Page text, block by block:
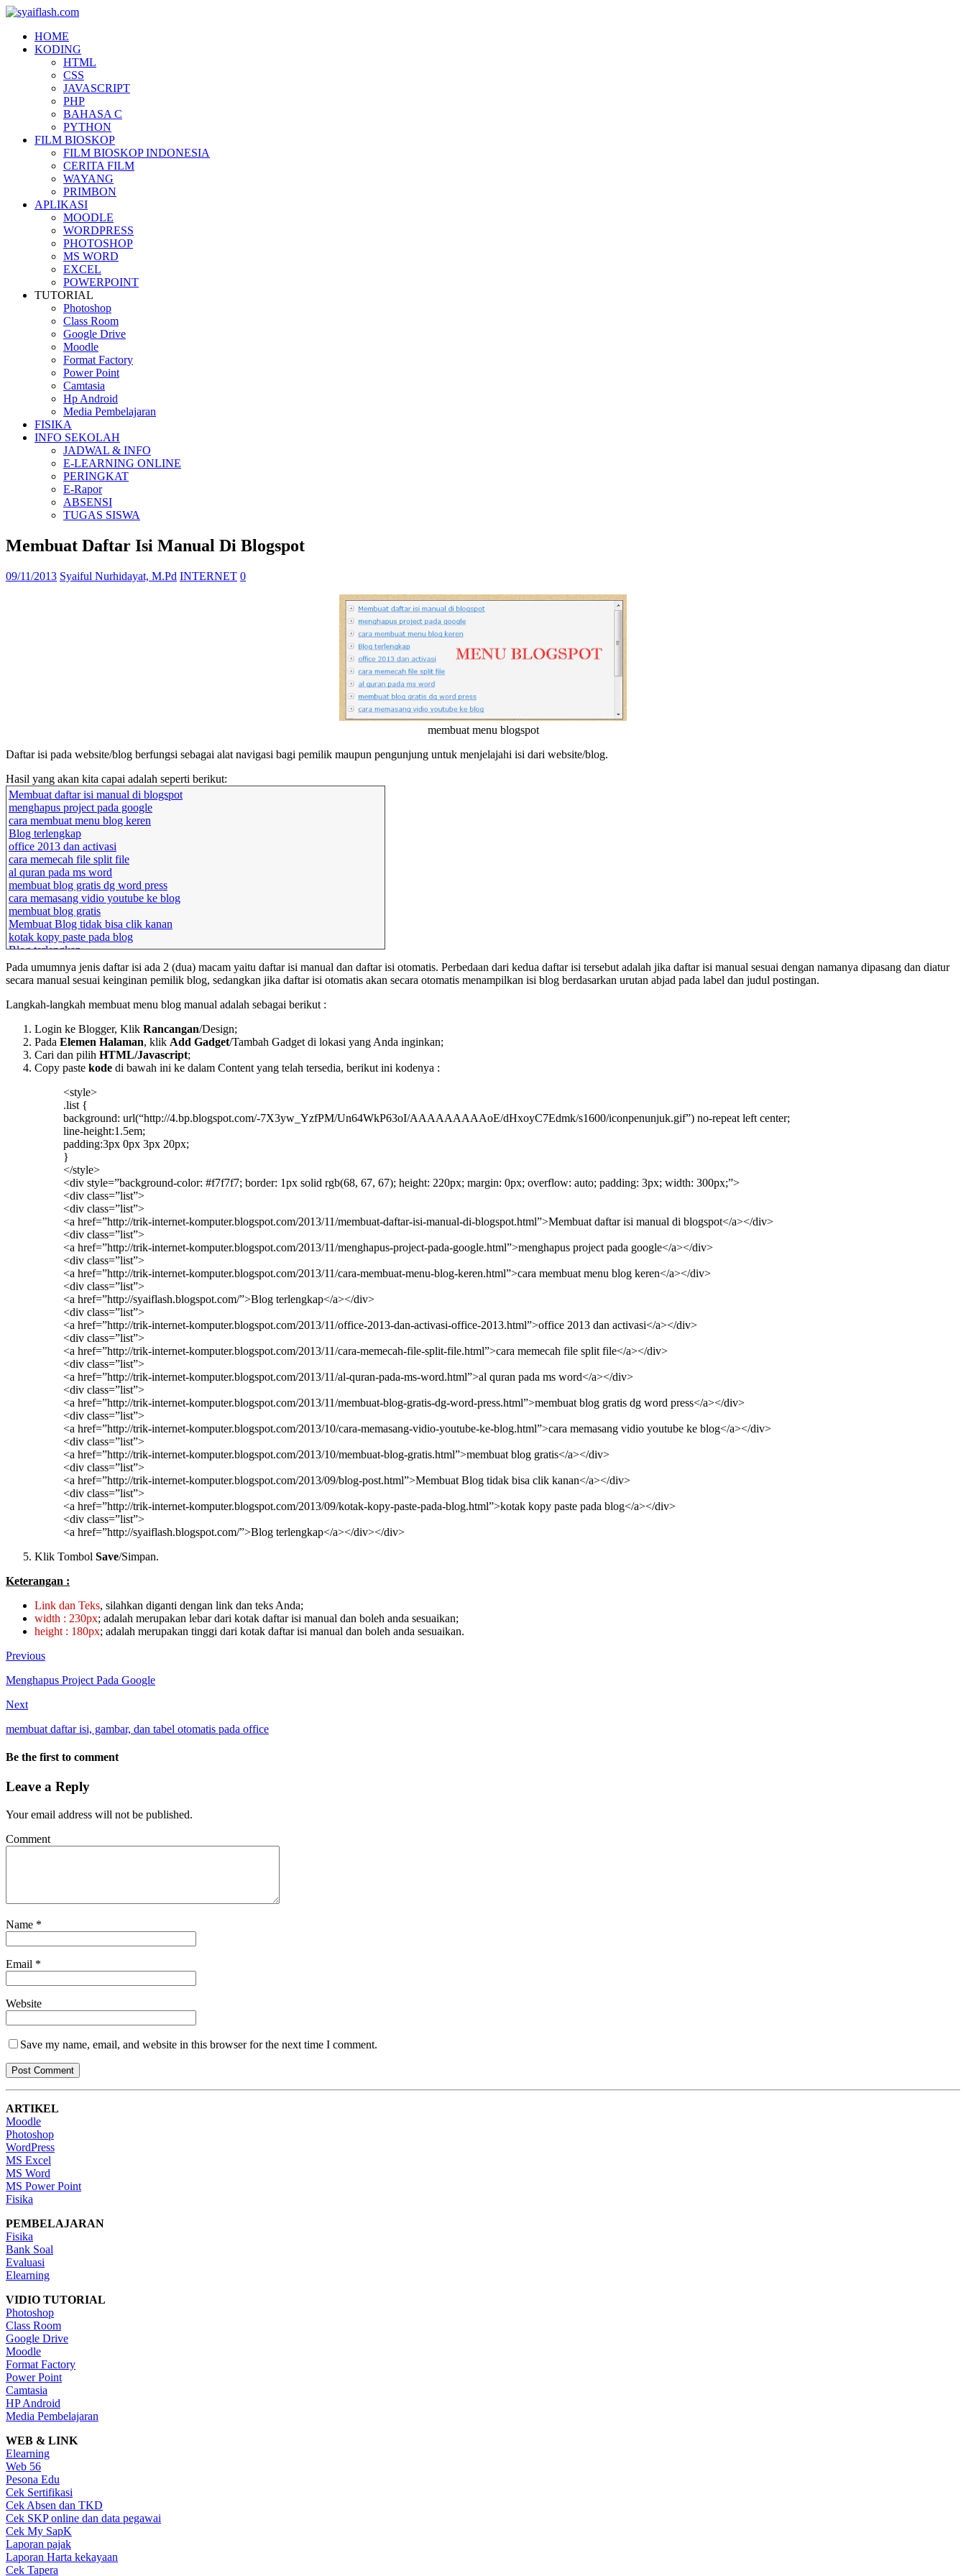
HOME
KODING
HTML
CSS
JAVASCRIPT
PHP
BAHASA C
PYTHON
FILM BIOSKOP
FILM BIOSKOP INDONESIA
CERITA FILM
WAYANG
PRIMBON
APLIKASI
MOODLE
WORDPRESS
PHOTOSHOP
MS WORD
EXCEL
POWERPOINT
TUTORIAL
Photoshop
Class Room
Google Drive
Moodle
Format Factory
Power Point
Camtasia
Hp Android
Media Pembelajaran
FISIKA
INFO SEKOLAH
JADWAL & INFO
E-LEARNING ONLINE
PERINGKAT
E-Rapor
ABSENSI
TUGAS SISWA
Membuat Daftar Isi Manual Di Blogspot
09/11/2013 Syaiful Nurhidayat, M.Pd INTERNET 0
membuat menu blogspot
Daftar isi pada website/blog berfungsi sebagai alat navigasi bagi pemilik maupun pengunjung untuk menjelajahi isi dari website/blog.
Hasil yang akan kita capai adalah seperti berikut:
Membuat daftar isi manual di blogspot
menghapus project pada google
cara membuat menu blog keren
Blog terlengkap
office 2013 dan activasi
cara memecah file split file
al quran pada ms word
membuat blog gratis dg word press
cara memasang vidio youtube ke blog
membuat blog gratis
Membuat Blog tidak bisa clik kanan
kotak kopy paste pada blog
Blog terlengkap
Pada umumnya jenis daftar isi ada 2 (dua) macam yaitu daftar isi manual dan daftar isi otomatis. Perbedaan dari kedua daftar isi tersebut adalah jika daftar isi manual sesuai dengan namanya dipasang dan diatur
secara manual sesuai keinginan pemilik blog, sedangkan jika daftar isi otomatis akan secara otomatis menampilkan isi blog berdasarkan urutan abjad pada label dan judul postingan.
Langkah-langkah membuat menu blog manual adalah sebagai berikut :
Login ke Blogger, Klik Rancangan/Design;
Pada Elemen Halaman, klik Add Gadget/Tambah Gadget di lokasi yang Anda inginkan;
Cari dan pilih HTML/Javascript;
Copy paste kode di bawah ini ke dalam Content yang telah tersedia, berikut ini kodenya :
<style>
.list {
background: url(“http://4.bp.blogspot.com/-7X3yw_YzfPM/Un64WkP63oI/AAAAAAAAAoE/dHxoyC7Edmk/s1600/iconpenunjuk.gif”) no-repeat left center;
line-height:1.5em;
padding:3px 0px 3px 20px;
}
</style>
<div style=”background-color: #f7f7f7; border: 1px solid rgb(68, 67, 67); height: 220px; margin: 0px; overflow: auto; padding: 3px; width: 300px;”>
<div class=”list”>
<div class=”list”>
<a href=”http://trik-internet-komputer.blogspot.com/2013/11/membuat-daftar-isi-manual-di-blogspot.html”>Membuat daftar isi manual di blogspot</a></div>
<div class=”list”>
<a href=”http://trik-internet-komputer.blogspot.com/2013/11/menghapus-project-pada-google.html”>menghapus project pada google</a></div>
<div class=”list”>
<a href=”http://trik-internet-komputer.blogspot.com/2013/11/cara-membuat-menu-blog-keren.html”>cara membuat menu blog keren</a></div>
<div class=”list”>
<a href=”http://syaiflash.blogspot.com/”>Blog terlengkap</a></div>
<div class=”list”>
<a href=”http://trik-internet-komputer.blogspot.com/2013/11/office-2013-dan-activasi-office-2013.html”>office 2013 dan activasi</a></div>
<div class=”list”>
<a href=”http://trik-internet-komputer.blogspot.com/2013/11/cara-memecah-file-split-file.html”>cara memecah file split file</a></div>
<div class=”list”>
<a href=”http://trik-internet-komputer.blogspot.com/2013/11/al-quran-pada-ms-word.html”>al quran pada ms word</a></div>
<div class=”list”>
<a href=”http://trik-internet-komputer.blogspot.com/2013/11/membuat-blog-gratis-dg-word-press.html”>membuat blog gratis dg word press</a></div>
<div class=”list”>
<a href=”http://trik-internet-komputer.blogspot.com/2013/10/cara-memasang-vidio-youtube-ke-blog.html”>cara memasang vidio youtube ke blog</a></div>
<div class=”list”>
<a href=”http://trik-internet-komputer.blogspot.com/2013/10/membuat-blog-gratis.html”>membuat blog gratis</a></div>
<div class=”list”>
<a href=”http://trik-internet-komputer.blogspot.com/2013/09/blog-post.html”>Membuat Blog tidak bisa clik kanan</a></div>
<div class=”list”>
<a href=”http://trik-internet-komputer.blogspot.com/2013/09/kotak-kopy-paste-pada-blog.html”>kotak kopy paste pada blog</a></div>
<div class=”list”>
<a href=”http://syaiflash.blogspot.com/”>Blog terlengkap</a></div></div>
Klik Tombol Save/Simpan.
Keterangan :
Link dan Teks, silahkan diganti dengan link dan teks Anda;
width : 230px; adalah merupakan lebar dari kotak daftar isi manual dan boleh anda sesuaikan;
height : 180px; adalah merupakan tinggi dari kotak daftar isi manual dan boleh anda sesuaikan.
Previous
Menghapus Project Pada Google
Next
membuat daftar isi, gambar, dan tabel otomatis pada office
Be the first to comment
Leave a Reply
Your email address will not be published.
Comment
Name *
Email *
Website
Save my name, email, and website in this browser for the next time I comment.
ARTIKEL
Moodle
Photoshop
WordPress
MS Excel
MS Word
MS Power Point
Fisika
PEMBELAJARAN
Fisika
Bank Soal
Evaluasi
Elearning
VIDIO TUTORIAL
Photoshop
Class Room
Google Drive
Moodle
Format Factory
Power Point
Camtasia
HP Android
Media Pembelajaran
WEB & LINK
Elearning
Web 56
Pesona Edu
Cek Sertifikasi
Cek Absen dan TKD
Cek SKP online dan data pegawai
Cek My SapK
Laporan pajak
Laporan Harta kekayaan
Cek Tapera